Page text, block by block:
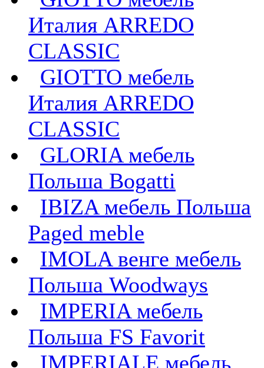
Италия ARREDO
CLASSIC
GIOTTO мебель
Италия ARREDO
CLASSIC
GLORIA мебель
Польша Bogatti
IBIZA мебель Польша
Paged meble
IMOLA венге мебель
Польша Woodways
IMPERIA мебель
Польша FS Favorit
IMPERIALE мебель